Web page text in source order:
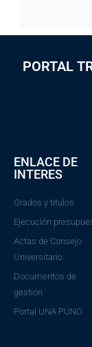
PORTAL
ENLACE DE
INTERES
Grados y titulos
Ejecución
Actas de Consejo
Universitario
Documentos de
gestión
Portal UNA PUNO